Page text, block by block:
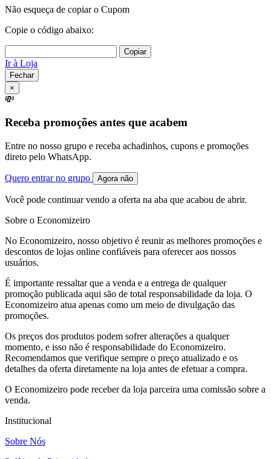
Não esqueça de copiar o Cupom
Copie o código abaixo:
Copiar
Ir à Loja
Fechar
×
💸
Receba promoções antes que acabem
Entre no nosso grupo e receba achadinhos, cupons e promoções
direto pelo WhatsApp.
Quero entrar no grupo Agora não
Você pode continuar vendo a oferta na aba que acabou de abrir.
Sobre o Economizeiro
No Economizeiro, nosso objetivo é reunir as melhores promoções e
descontos de lojas online confiáveis para oferecer aos nossos
usuários.
É importante ressaltar que a venda e a entrega de qualquer
promoção publicada aqui são de total responsabilidade da loja. O
Economizeiro atua apenas como um meio de divulgação das
promoções.
Os preços dos produtos podem sofrer alterações a qualquer
momento, e isso não é responsabilidade do Economizeiro.
Recomendamos que verifique sempre o preço atualizado e os
detalhes da oferta diretamente na loja antes de efetuar a compra.
O Economizeiro pode receber da loja parceira uma comissão sobre a
venda.
Institucional
Sobre Nós